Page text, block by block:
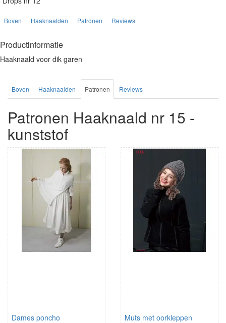
Boven Haaknaalden Patronen Reviews
Productinformatie
Haaknaald voor dik garen
Boven Haaknaalden Patronen Reviews
Patronen Haaknaald nr 15 -
kunststof
Dames poncho Muts met oorkleppen